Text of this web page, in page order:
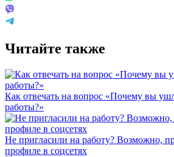
Читайте также
Как отвечать на вопрос «Почему вы
работы?»
Не пригласили на работу? Возможно,
профиле в соцсетях